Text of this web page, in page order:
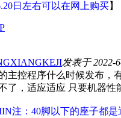
日左右可以在网上购买】
发表于 2022-
主控程序什么时候发布，
了，适应适应 只要机器
注：40脚以下的座子都